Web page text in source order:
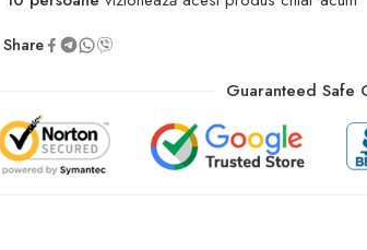
Share
Guaranteed Safe